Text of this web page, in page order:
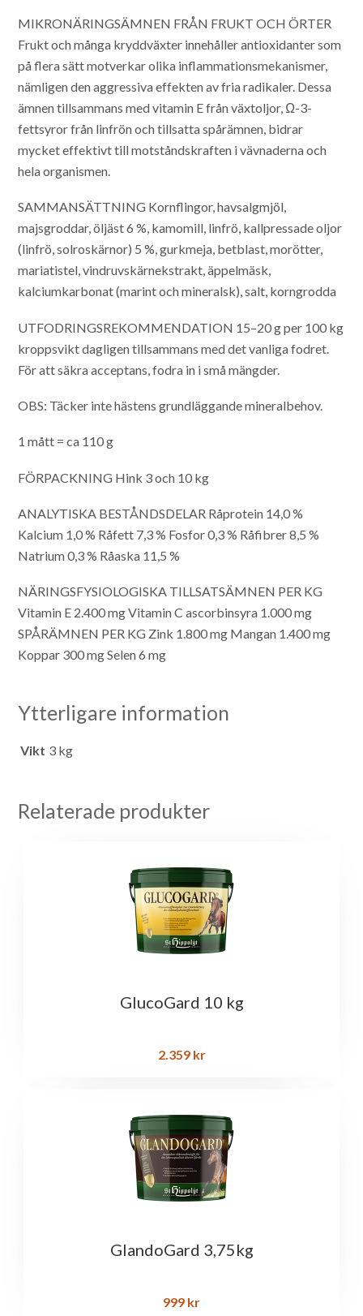
MIKRONÄRINGSÄMNEN FRÅN FRUKT OCH ÖRTER
Frukt och många kryddväxter innehåller antioxidanter som
på flera sätt motverkar olika inflammationsmekanismer,
nämligen den aggressiva effekten av fria radikaler. Dessa
ämnen tillsammans med vitamin E från växtoljor, Ω-3-
fettsyror från linfrön och tillsatta spårämnen, bidrar
mycket effektivt till motståndskraften i vävnaderna och
hela organismen.
SAMMANSÄTTNING Kornflingor, havsalgmjöl,
majsgroddar, öljäst 6 %, kamomill, linfrö, kallpressade oljor
(linfrö, solroskärnor) 5 %, gurkmeja, betblast, morötter,
mariatistel, vindruvskärnekstrakt, äppelmäsk,
kalciumkarbonat (marint och mineralsk), salt, korngrodda
UTFODRINGSREKOMMENDATION 15–20 g per 100 kg
kroppsvikt dagligen tillsammans med det vanliga fodret.
För att säkra acceptans, fodra in i små mängder.
OBS: Täcker inte hästens grundläggande mineralbehov.
1 mått = ca 110 g
FÖRPACKNING Hink 3 och 10 kg
ANALYTISKA BESTÅNDSDELAR Råprotein 14,0 %
Kalcium 1,0 % Råfett 7,3 % Fosfor 0,3 % Råfibrer 8,5 %
Natrium 0,3 % Råaska 11,5 %
NÄRINGSFYSIOLOGISKA TILLSATSÄMNEN PER KG
Vitamin E 2.400 mgVitamin C ascorbinsyra 1.000 mg
SPÅRÄMNEN PER KG Zink 1.800 mg Mangan 1.400 mg
Koppar 300 mgSelen 6 mg
Ytterligare information
Vikt 3 kg
Relaterade produkter
GlucoGard 10 kg
2.359 kr
GlandoGard 3,75kg
999 kr